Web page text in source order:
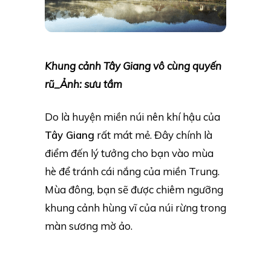
Khung cảnh Tây Giang vô cùng quyến
rũ_Ảnh: sưu tầm
Do là huyện miền núi nên khí hậu của
Tây Giang rất mát mẻ. Đây chính là
điểm đến lý tưởng cho bạn vào mùa
hè để tránh cái nắng của miền Trung.
Mùa đông, bạn sẽ được chiêm ngưỡng
khung cảnh hùng vĩ của núi rừng trong
màn sương mờ ảo.